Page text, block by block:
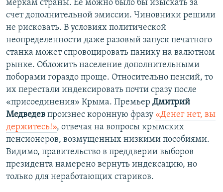
меркам страны. Ее можно было бы изыскать за
счет дополнительной эмиссии. Чиновники решили
не рисковать. В условиях политической
неопределенности даже разовый запуск печатного
станка может спровоцировать панику на валютном
рынке. Обложить население дополнительными
поборами гораздо проще. Относительно пенсий, то
их перестали индексировать почти сразу после
«присоединения» Крыма. Премьер Дмитрий
Медведев произнес коронную фразу «Денег нет, вы
держитесь!», отвечая на вопросы крымских
пенсионеров, возмущенных низкими пособиями.
Видимо, правительство в преддверии выборов
президента намерено вернуть индексацию, но
только для неработающих стариков.